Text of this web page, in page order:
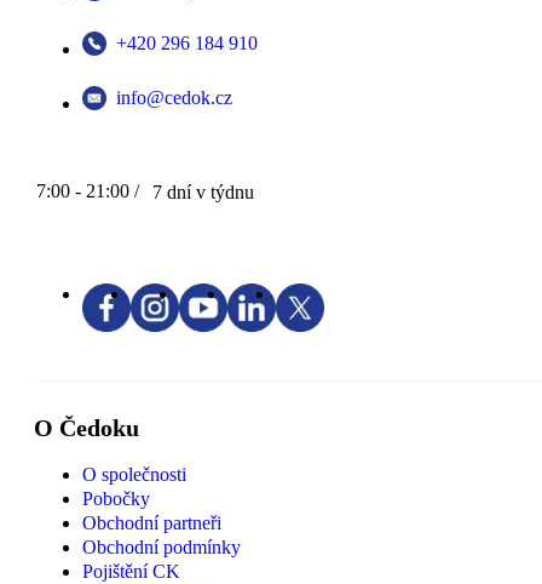
+420 296 184 910
info@cedok.cz
7:00 - 21:00 / 7 dní v týdnu
O Čedoku
O společnosti
Pobočky
Obchodní partneři
Obchodní podmínky
Pojištění CK